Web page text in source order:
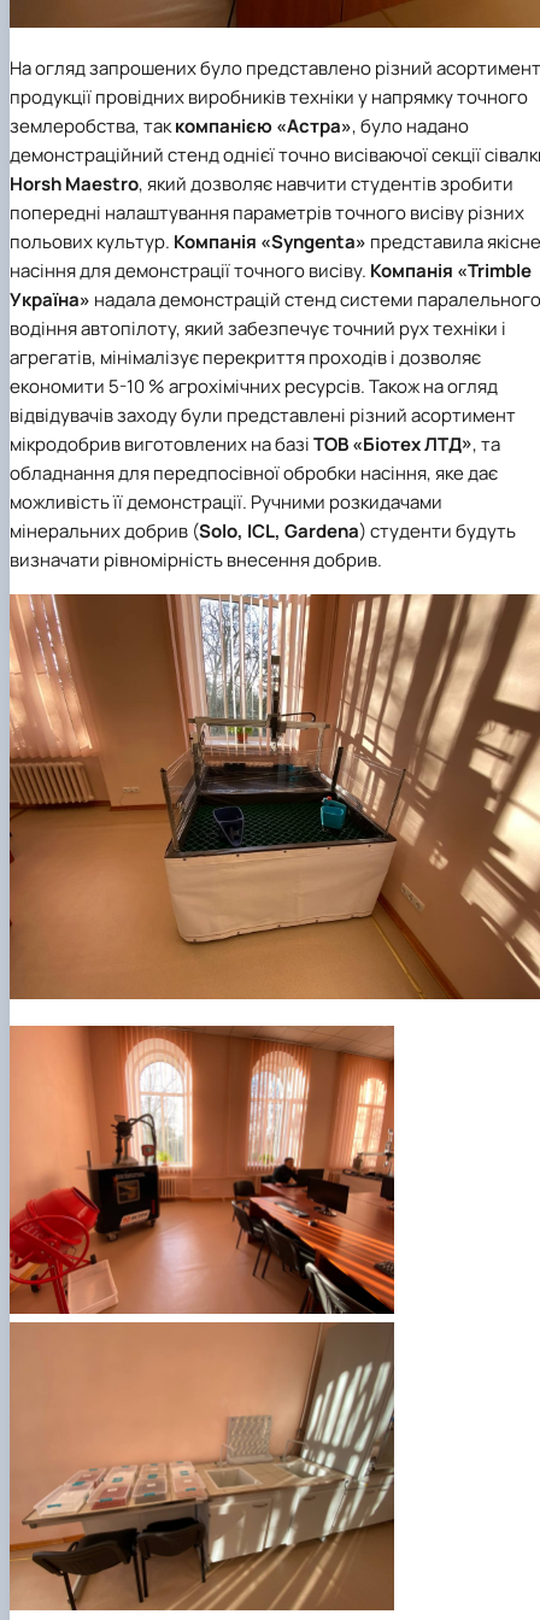
На огляд запрошених було представлено різний асортимент
продукції провідних виробників техніки у напрямку точного
землеробства, таккомпанією«Астра», було надано
демонстраційний стенд однієї точно висіваючої секції
Horsh Maestro, який дозволяє навчити студентів зробити
попередні налаштування параметрів точного висіву різних
польових культур. Компанія «Syngenta» представила якісне
насіння для демонстрації точного висіву. Компанія «Trimble
Україна» надала демонстрацій стенд системи паралельного
водіння автопілоту, який забезпечує точний рух техніки і
агрегатів, мінімалізує перекриття проходів і дозволяє
економити 5-10 % агрохімічних ресурсів. Також на огляд
відвідувачів заходу були представлені різний асортимент
мікродобрив виготовлених на базіТОВ «Біотех ЛТД», та
обладнання для передпосівної обробки насіння, яке дає
можливість її демонстрації. Ручними розкидачами
мінеральних добрив (Solo, ICL, Gardena) студенти будуть
визначати рівномірність внесення добрив.